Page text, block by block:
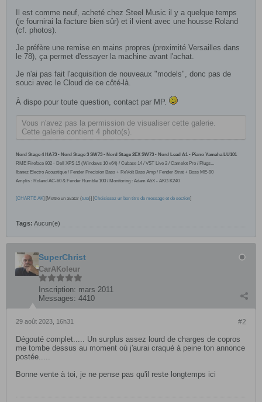
Il est comme neuf, acheté chez Steel Music il y a quelque temps
(je fournirai la facture bien sûr) et il vient avec une housse Roland
(cf. photos).
Je préfère une remise en mains propres (proximité Versailles dans
le 78), ça permet d'essayer la machine avant l'achat.
Je n'ai pas fait l'acquisition de nouveaux "models", donc pas de
souci avec le Cloud de ce côté-là.
À dispo pour toute question, contact par MP.
Vous n'avez pas la permission de visualiser cette galerie.
Cette galerie contient 4 photo(s).
Nord Stage 4 HA73 - Nord Stage 3 SW73 - Nord Stage 2EX SW73 - Nord Lead A1 - Piano Yamaha LU101
RME Fireface 802 - Dell XPS 15 (Windows 10 x64) / Cubase 14 / VST Live 2 / Camelot Pro / Plugs...
Ibanez Electro Acoustique / Fender Precision Bass + ReVolt Bass Amp / Fender Strat + Boss ME-90
Amplis : Roland AC-60 & Fender Rumble 100 / Monitoring : Adam A5X - AKG K240
[CHARTE AK] [Mettre un avatar (tuto)] [Choisissez un bon titre de message et de section]
Tags: Aucun(e)
SuperChrist
CarAKoleur
Inscription: mars 2011
Messages: 4410
#2
29 août 2023, 16h31
Dégouté complet..... Un surplus assez lourd de charges de copros
me tombe dessus au moment où j'aurai craqué à peine ton annonce
postée.....
Bonne vente à toi, je ne pense pas qu'il reste longtemps ici